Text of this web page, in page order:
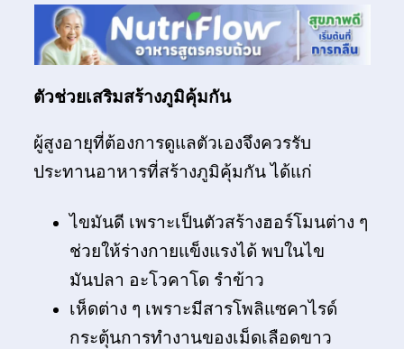
ตัวช่วยเสริมสร้างภูมิคุ้มกัน
ผู้สูงอายุที่ต้องการดูแลตัวเองจึงควรรับ
ประทานอาหารที่สร้างภูมิคุ้มกัน ได้แก่
ไขมันดี เพราะเป็นตัวสร้างฮอร์โมนต่าง ๆ
ช่วยให้ร่างกายแข็งแรงได้ พบในไข
มันปลา อะโวคาโด รำข้าว
เห็ดต่าง ๆ เพราะมีสารโพลิแซคาไรด์
กระตุ้นการทำงานของเม็ดเลือดขาว